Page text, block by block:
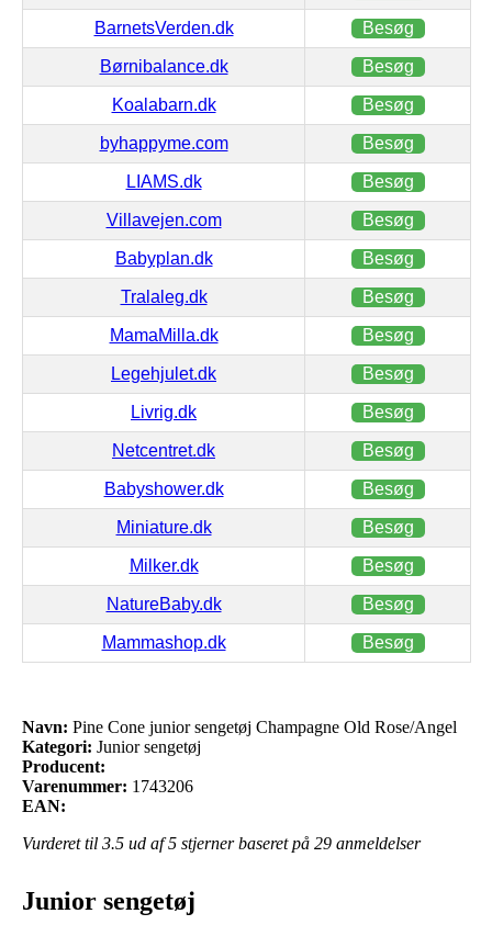
BarnetsVerden.dk Besøg
Børnibalance.dk Besøg
Koalabarn.dk Besøg
byhappyme.com Besøg
LIAMS.dk Besøg
Villavejen.com Besøg
Babyplan.dk Besøg
Tralaleg.dk Besøg
MamaMilla.dk Besøg
Legehjulet.dk Besøg
Livrig.dk Besøg
Netcentret.dk Besøg
Babyshower.dk Besøg
Miniature.dk Besøg
Milker.dk Besøg
NatureBaby.dk Besøg
Mammashop.dk Besøg
Navn: Pine Cone junior sengetøj Champagne Old Rose/Angel
Kategori: Junior sengetøj
Producent:
Varenummer: 1743206
EAN:
Vurderet til 3.5 ud af 5 stjerner baseret på 29 anmeldelser
Junior sengetøj